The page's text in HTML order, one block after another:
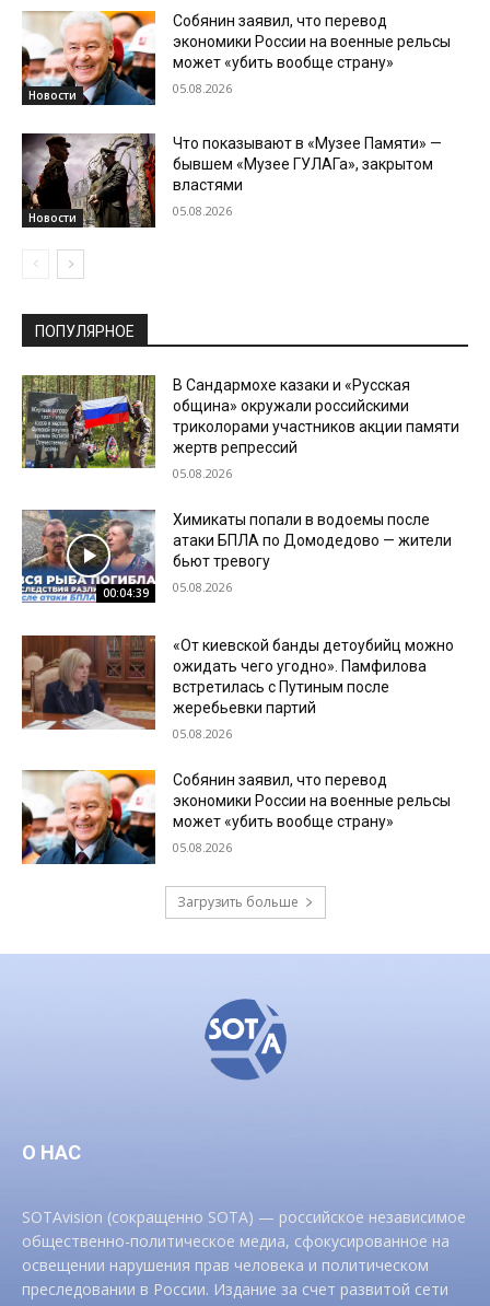
Новости
Собянин заявил, что перевод
экономики России на военные рельсы
может «убить вообще страну»
05.08.2026
Новости
Что показывают в «Музее Памяти» —
бывшем «Музее ГУЛАГа», закрытом
властями
05.08.2026
ПОПУЛЯРНОЕ
В Сандармохе казаки и «Русская
община» окружали российскими
триколорами участников акции памяти
жертв репрессий
05.08.2026
00:04:39
Химикаты попали в водоемы после
атаки БПЛА по Домодедово — жители
бьют тревогу
05.08.2026
«От киевской банды детоубийц можно
ожидать чего угодно». Памфилова
встретилась с Путиным после
жеребьевки партий
05.08.2026
Собянин заявил, что перевод
экономики России на военные рельсы
может «убить вообще страну»
05.08.2026
Загрузить больше
О НАС
SOTAvision (сокращенно SOTA) — российское независимое
общественно-политическое медиа, сфокусированное на
освещении нарушения прав человека и политическом
преследовании в России. Издание за счет развитой сети